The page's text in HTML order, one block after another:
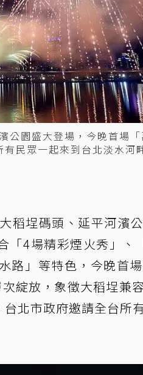
園盛大登場，今晚首場
民眾一起來到台北淡水河
稻埕碼頭、延平河濱
「4場精彩煙火秀」、
路」等特色，今晚首
綻放，象徵大稻埕兼
北市政府邀請全台所